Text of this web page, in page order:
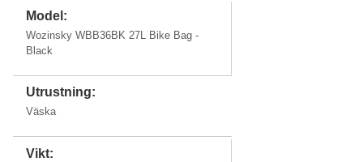
Model:
Wozinsky WBB36BK 27L Bike Bag -
Black
Utrustning:
Väska
Vikt: